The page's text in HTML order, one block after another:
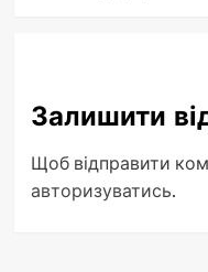
Залишити
Щоб відправити
авторизуватись.